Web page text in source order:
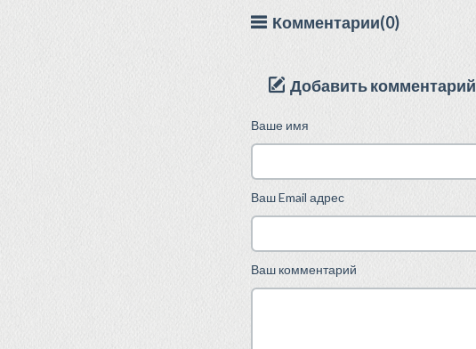
Комментарии(0)
Добавить комментарий
Ваше имя
Ваш Email адрес
Ваш комментарий